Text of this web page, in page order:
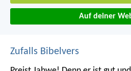
Auf deiner
Zufalls Bibelvers